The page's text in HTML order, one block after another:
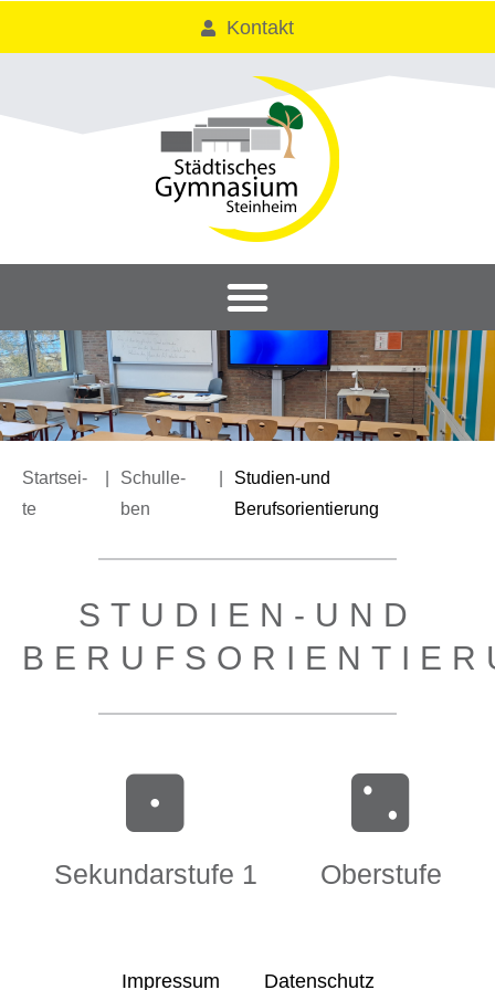
Kontakt
Start­sei­
te
Schul­le­
ben
Stu­­di­en-und
Berufsorientierung
STU­DI­EN-UND
Sekun­dar­stu­fe 1 Ober­stu­fe
Impres­sum Daten­schutz